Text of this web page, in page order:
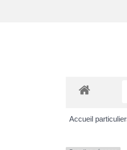
Accueil